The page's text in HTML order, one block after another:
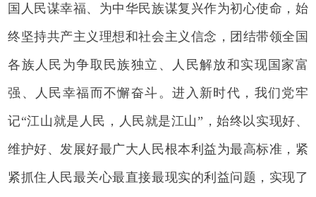
国人民谋幸福、为中华民族谋复兴作为初心使命，始
终坚持共产主义理想和社会主义信念，团结带领全国
各族人民为争取民族独立、人民解放和实现国家富
强、人民幸福而不懈奋斗。进入新时代，我们党牢
记“江山就是人民，人民就是江山”，始终以实现好、
维护好、发展好最广大人民根本利益为最高标准，紧
紧抓住人民最关心最直接最现实的利益问题，实现了